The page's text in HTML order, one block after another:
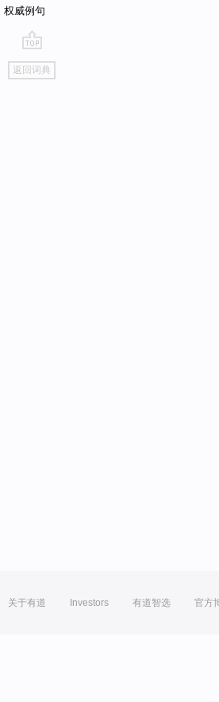
权威例句
go
top
返回词典
关于有道 Investors 有道智选 官方